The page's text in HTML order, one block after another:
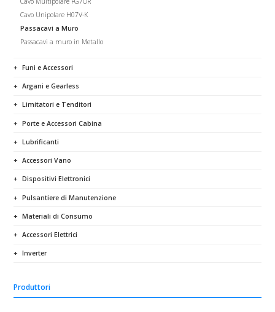
Cavo Unipolare H07V-K
Passacavi a Muro
Passacavi a muro in Metallo
Funi e Accessori
Argani e Gearless
Limitatori e Tenditori
Porte e Accessori Cabina
Lubrificanti
Accessori Vano
Dispositivi Elettronici
Pulsantiere di Manutenzione
Materiali di Consumo
Accessori Elettrici
Inverter
Produttori